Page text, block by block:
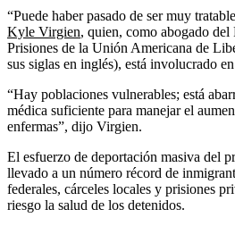
“Puede haber pasado de ser muy
Kyle Virgien, quien, como abogado
Prisiones de la Unión Americana de
sus siglas en inglés), está involucrado
“Hay poblaciones vulnerables; está
médica suficiente para manejar el
enfermas”, dijo Virgien.
El esfuerzo de deportación masiva del
llevado a un número récord de
federales, cárceles locales y prisiones
riesgo la salud de los detenidos.